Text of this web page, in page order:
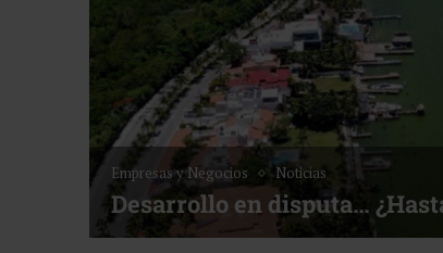
de Golf ACOTUR
Noticias
Bottega, un viaje